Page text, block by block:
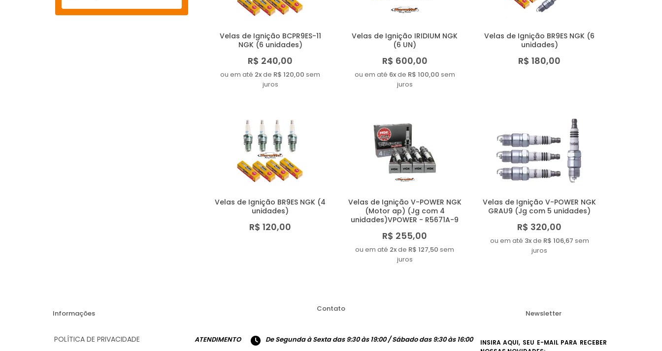
Velas de Ignição BCPR9ES-11
NGK (6 unidades)
R$ 240,00
ou em até 2xde R$ 120,00 sem
juros
Velas de Ignição IRIDIUM NGK
(6 UN)
R$ 600,00
ou em até 6xde R$ 100,00 sem
juros
Velas de Ignição BR9ES NGK (6
unidades)
R$ 180,00
Velas de Ignição BR9ES NGK (4
unidades)
R$ 120,00
Velas de Ignição V-POWER NGK
(Motor ap) (Jg com 4
unidades)VPOWER - R5671A-9
R$ 255,00
ou em até 2xde R$ 127,50 sem
juros
Velas de Ignição V-POWER NGK
GRAU9 (Jg com 5 unidades)
R$ 320,00
ou em até 3xde R$ 106,67 sem
juros
Informações
POLÍTICA DE PRIVACIDADE
Contato
ATENDIMENTO De Segunda à Sexta das 9:30 às 19:00 / Sábado das 9:30 às 16:00
Newsletter
INSIRA AQUI, SEU E-MAIL PARA RECEBER